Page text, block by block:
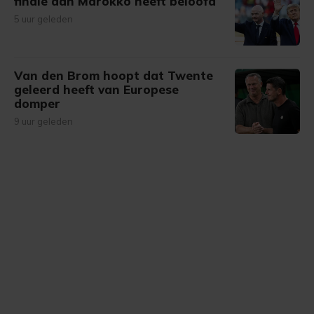
5 uur geleden
Van den Brom hoopt dat Twente
geleerd heeft van Europese
domper
9 uur geleden